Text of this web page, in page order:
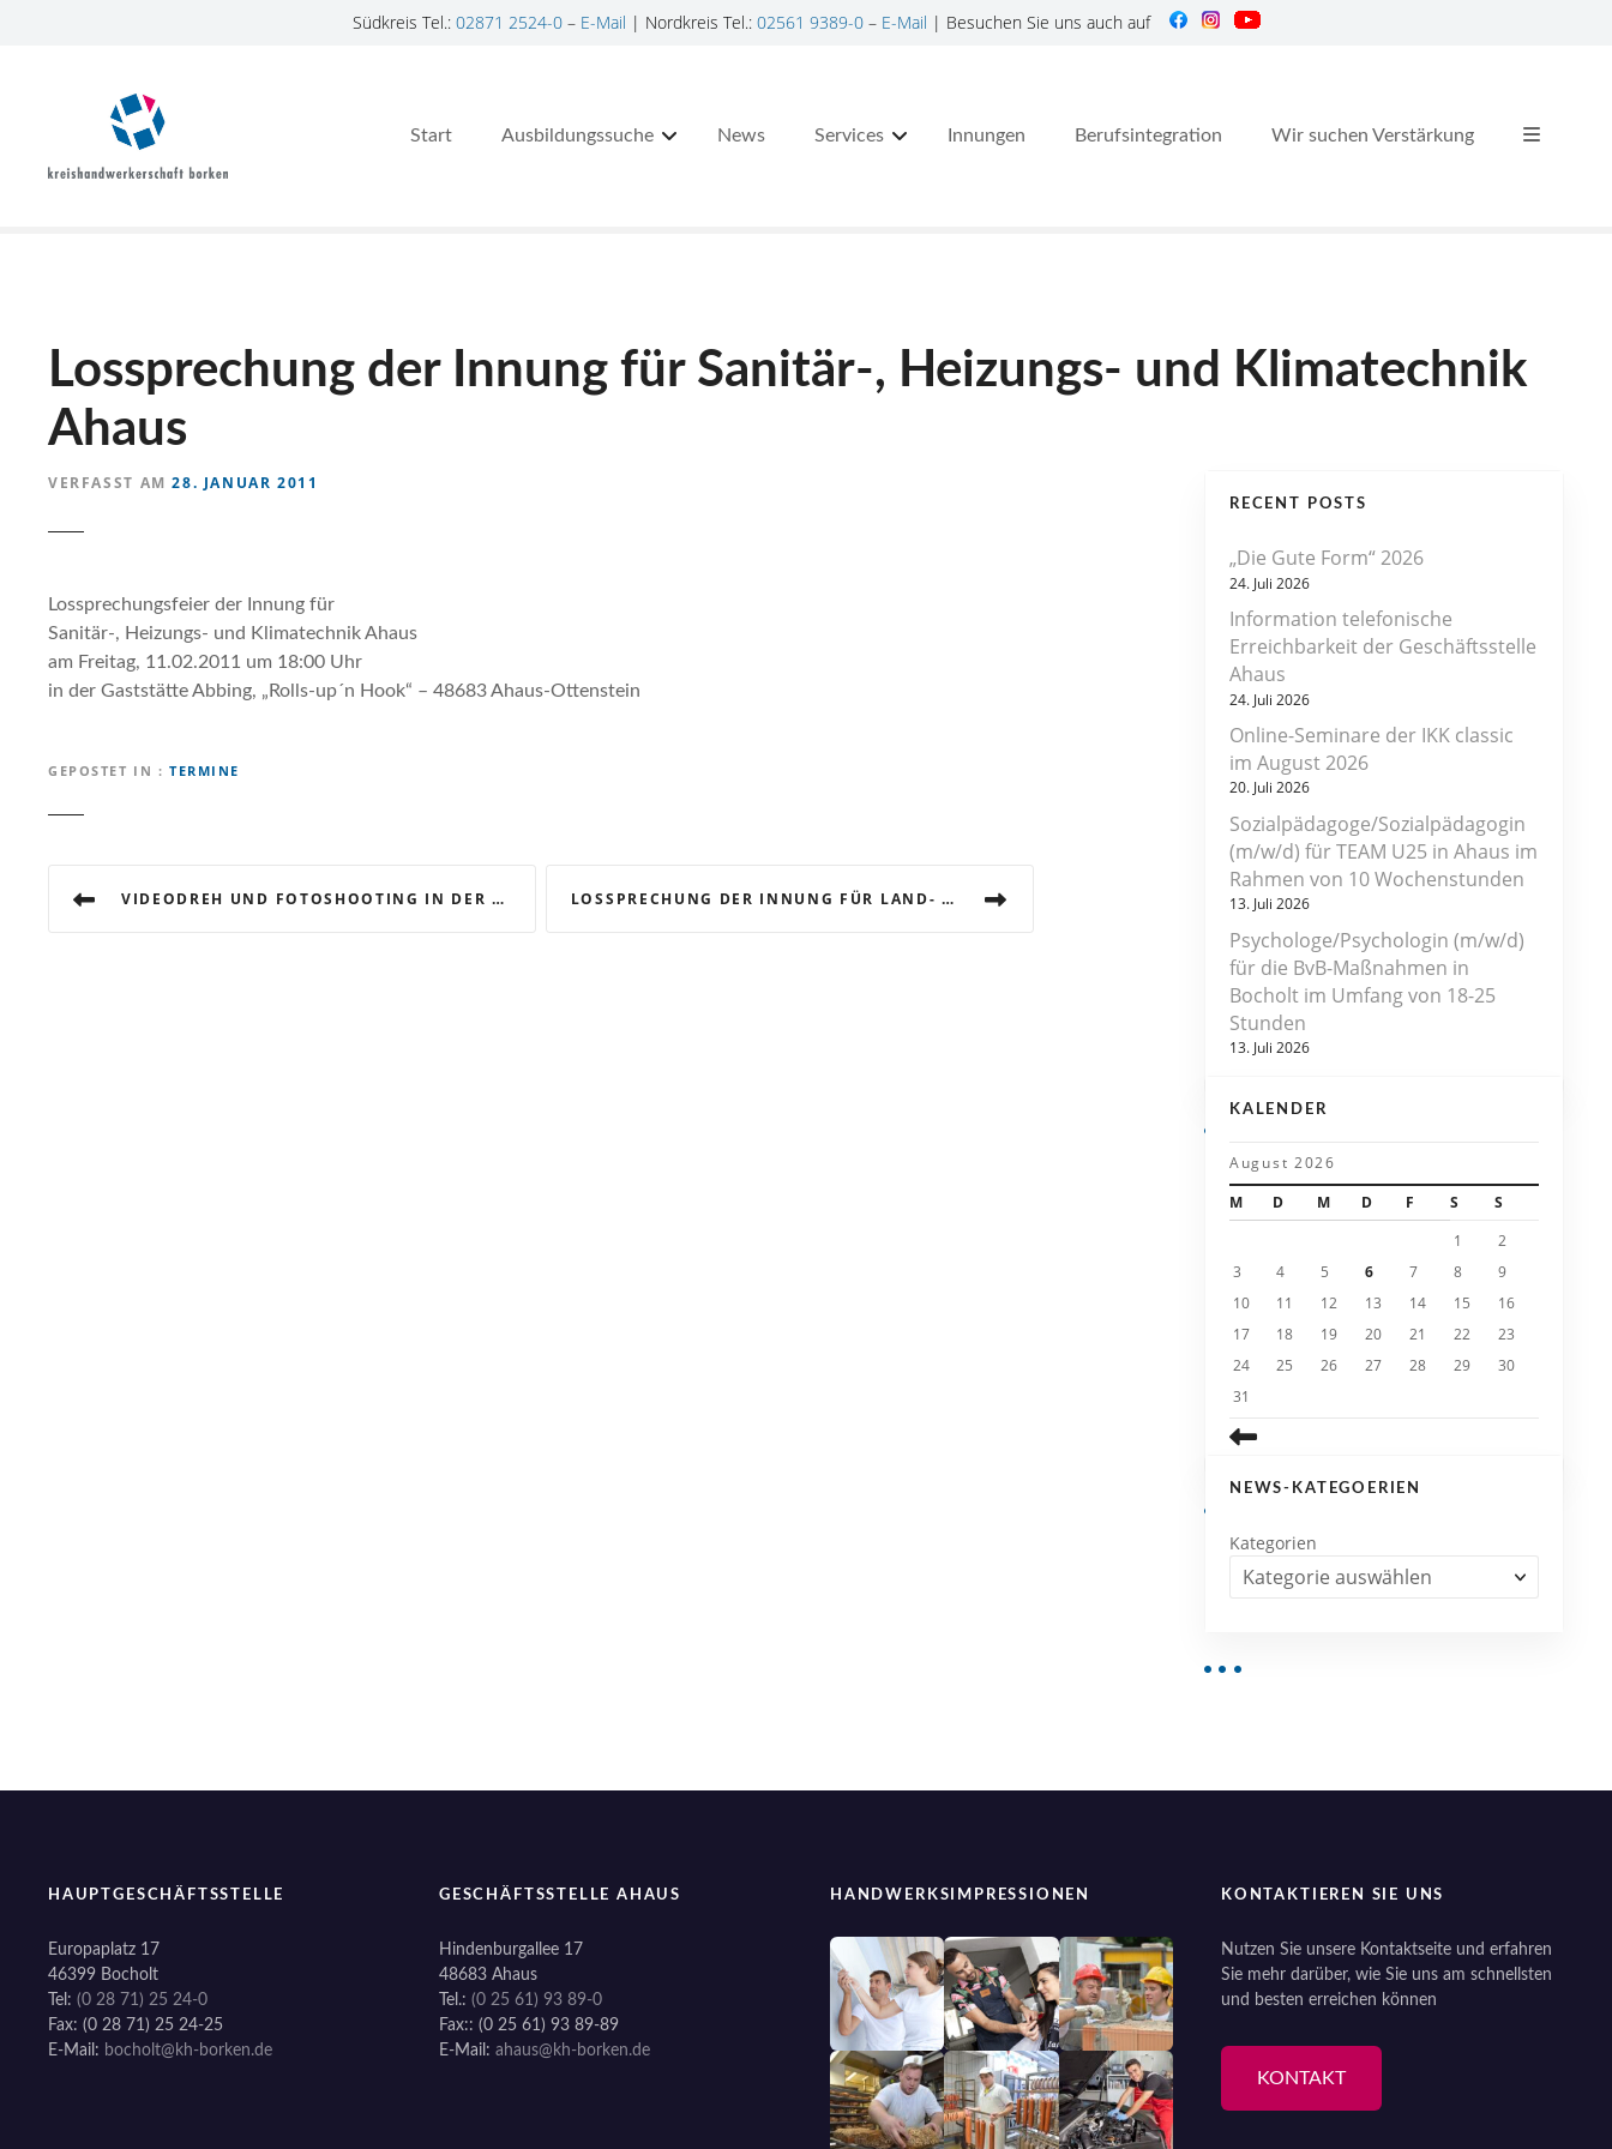
Südkreis Tel.: 02871 2524-0– E-Mail | Nordkreis Tel.: 02561 9389-0– E-Mail | Besuchen Sie uns auch auf
Start Ausbildungssuche News Services Innungen Berufsintegration Wir suchen Verstärkung
Lossprechung der Innung für Sanitär-, Heizungs- und Klimatechnik
Ahaus
VERFASST AM 28. JANUAR 2011
Lossprechungsfeier der Innung für
Sanitär-, Heizungs- und Klimatechnik Ahaus
am Freitag, 11.02.2011 um 18:00 Uhr
in der Gaststätte Abbing, „Rolls-up´n Hook“ – 48683 Ahaus-Ottenstein
GEPOSTET IN TERMINE
VIDEODREH UND FOTOSHOOTING IN DER SCHMIEDE VON JOSEF NACKE IN AHAUS – VORBEREITUNGEN ZUR 100-JAHR-JUBILÄUMSFEIER DER METALLINNUNG AHAUS LAUFEN AUF VOLLEN TOUREN LOSSPRECHUNG DER INNUNG FÜR LAND- UND BAUMASCHINENTECHNIK WESTMÜNSTERLAND IM KREIS BORKEN UND COESFELD
RECENT POSTS
„Die Gute Form“ 2026
24. Juli 2026
Information telefonische
Erreichbarkeit der Geschäftsstelle
Ahaus
24. Juli 2026
Online-Seminare der IKK classic
im August 2026
20. Juli 2026
Sozialpädagoge/Sozialpädagogin
(m/w/d) für TEAM U25 in Ahaus im
Rahmen von 10 Wochenstunden
13. Juli 2026
Psychologe/Psychologin (m/w/d)
für die BvB-Maßnahmen in
Bocholt im Umfang von 18-25
Stunden
13. Juli 2026
KALENDER
August 2026
M
D M D F S
S
1
2
3
4 5 6 7 8
9
10
11 12 13 14 15
16
17
18 19 20 21 22
23
24
25 26 27 28 29
30
31
NEWS-KATEGOERIEN
Kategorien
HAUPTGESCHÄFTSSTELLE
Europaplatz 17
46399 Bocholt
Tel: (0 28 71) 25 24-0
Fax: (0 28 71) 25 24-25
E-Mail: bocholt@kh-borken.de
GESCHÄFTSSTELLE AHAUS
Hindenburgallee 17
48683 Ahaus
Tel.: (0 25 61) 93 89-0
Fax:: (0 25 61) 93 89-89
E-Mail: ahaus@kh-borken.de
HANDWERKSIMPRESSIONEN KONTAKTIEREN SIE UNS
Nutzen Sie unsere Kontaktseite und erfahren
Sie mehr darüber, wie Sie uns am schnellsten
und besten erreichen können
KONTAKT